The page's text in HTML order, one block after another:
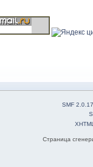
SMF 2.0.17
Страница